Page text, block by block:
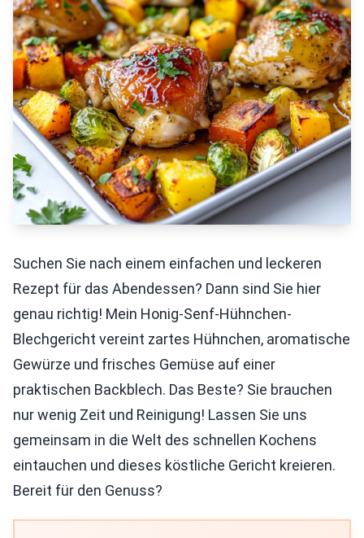
Suchen Sie nach einem einfachen und leckeren
Rezept für das Abendessen? Dann sind Sie hier
genau richtig! Mein Honig-Senf-Hühnchen-
Blechgericht vereint zartes Hühnchen, aromatische
Gewürze und frisches Gemüse auf einer
praktischen Backblech. Das Beste? Sie brauchen
nur wenig Zeit und Reinigung! Lassen Sie uns
gemeinsam in die Welt des schnellen Kochens
eintauchen und dieses köstliche Gericht kreieren.
Bereit für den Genuss?